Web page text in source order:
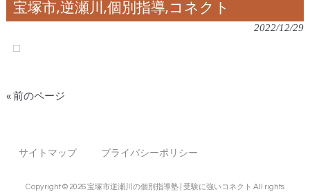
宝塚市,逆瀬川,個別指導,コネクト
2022/12/29
« 前のページ
サイトマップ プライバシーポリシー
Copyright © 2026 宝塚市逆瀬川の個別指導塾 | 受験に強いコネクト All rights